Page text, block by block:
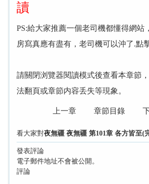
讀
PS:給大家推薦一個老司機都懂得網站
房寫真應有盡有，老司機可以沖了.點
請關閉浏覽器閱讀模式後查看本章節
法翻頁或章節内容丢失等現象。
上一章 章節目錄
看大家對夜無疆 夜無疆 第101章 各方皆至(
發表評論
電子郵件地址不會被公開。
評論